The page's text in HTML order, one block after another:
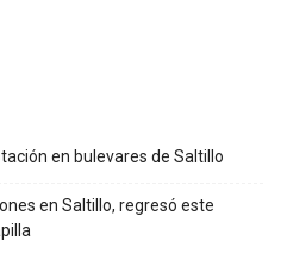
en bulevares de Saltillo
en Saltillo, regresó este